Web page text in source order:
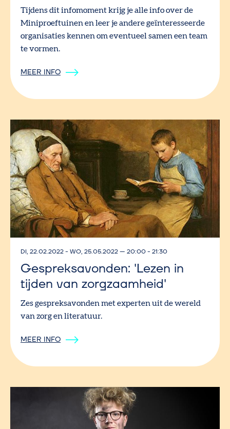
Tijdens dit infomoment krijg je alle info over de
Miniproeftuinen en leer je andere geïnteresseerde
organisaties kennen om eventueel samen een team
te vormen.
MEER INFO
DI, 22.02.2022- WO, 25.05.2022— 20:00 - 21:30
Gespreksavonden: 'Lezen in
tijden van zorgzaamheid'
Zes gespreksavonden met experten uit de wereld
van zorg en literatuur.
MEER INFO